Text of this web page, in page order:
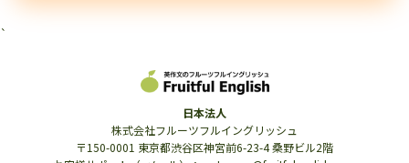
`
日本法人
株式会社フルーツフルイングリッシュ
〒150-0001 東京都渋谷区神宮前6-23-4 桑野ビル2階